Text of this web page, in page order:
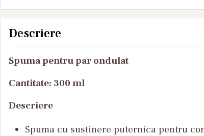
Descriere
Spuma pentru par ondulat
Cantitate: 300 ml
Descriere
Spuma cu sustinere puternica pentru